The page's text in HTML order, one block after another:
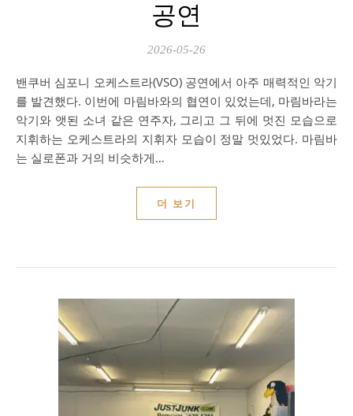
공연
2026-05-26
밴쿠버 심포니 오케스트라(VSO) 공연에서 아주 매력적인 악기
를 발견했다. 이번에 마림바와의 협연이 있었는데, 마림바라는
악기와 앳된 소녀 같은 연주자, 그리고 그 뒤에 멋진 모습으로
지휘하는 오케스트라의 지휘자 모습이 정말 멋있었다. 마림바
는 실로폰과 거의 비슷하게…
더 보기